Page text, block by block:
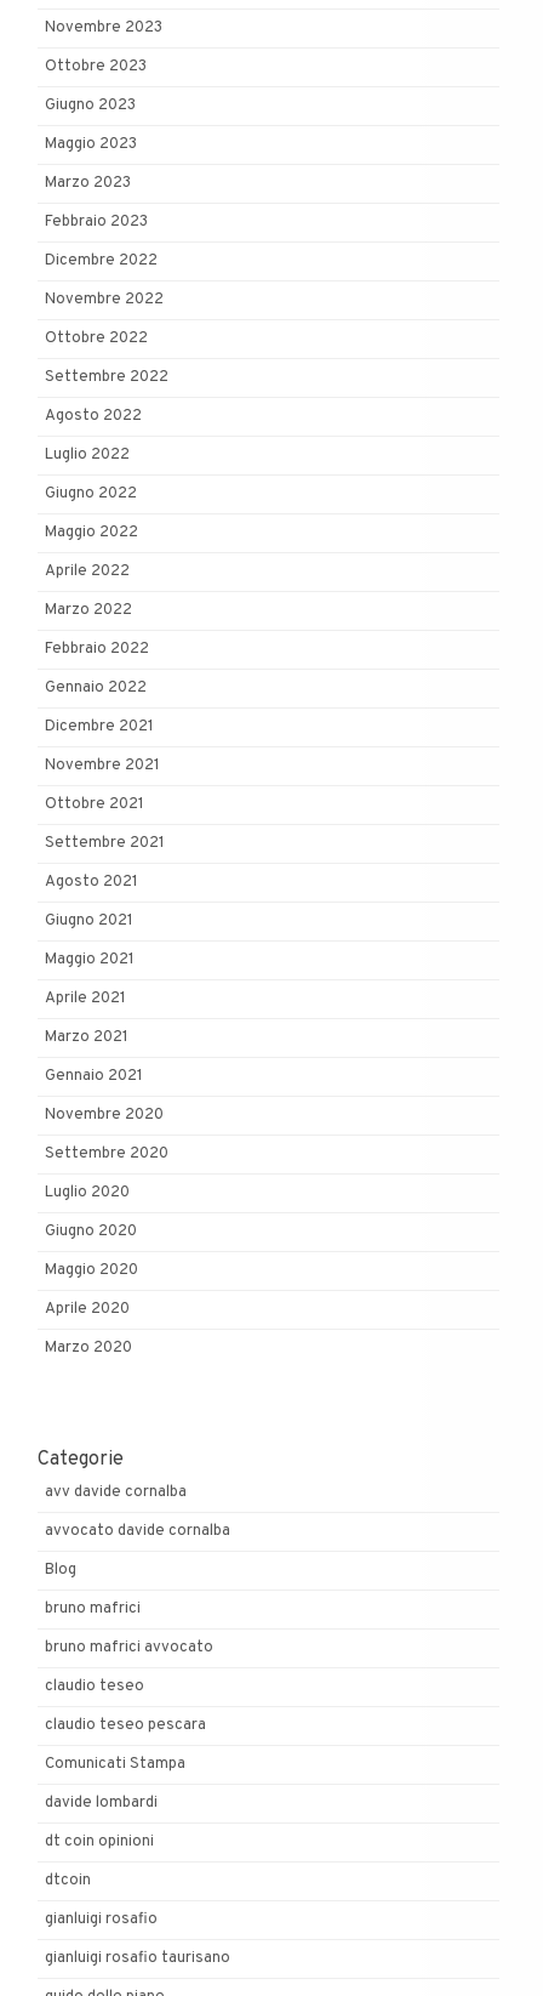
Novembre 2023
Ottobre 2023
Giugno 2023
Maggio 2023
Marzo 2023
Febbraio 2023
Dicembre 2022
Novembre 2022
Ottobre 2022
Settembre 2022
Agosto 2022
Luglio 2022
Giugno 2022
Maggio 2022
Aprile 2022
Marzo 2022
Febbraio 2022
Gennaio 2022
Dicembre 2021
Novembre 2021
Ottobre 2021
Settembre 2021
Agosto 2021
Giugno 2021
Maggio 2021
Aprile 2021
Marzo 2021
Gennaio 2021
Novembre 2020
Settembre 2020
Luglio 2020
Giugno 2020
Maggio 2020
Aprile 2020
Marzo 2020
Categorie
avv davide cornalba
avvocato davide cornalba
Blog
bruno mafrici
bruno mafrici avvocato
claudio teseo
claudio teseo pescara
Comunicati Stampa
davide lombardi
dt coin opinioni
dtcoin
gianluigi rosafio
gianluigi rosafio taurisano